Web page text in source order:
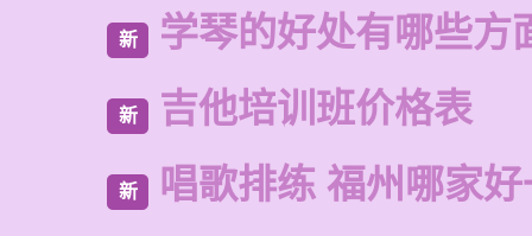
新 学琴的好处有哪些方
新 吉他培训班价格表
新 唱歌排练 福州哪家